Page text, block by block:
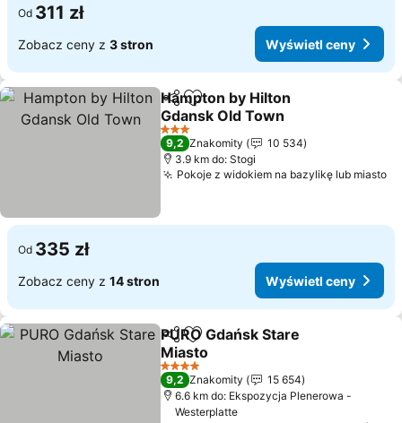
Od 311 zł
Zobacz ceny z 3 stron Wyświetl ceny
UdostępnijDodaj do ulubionych
Hampton by Hilton
Gdansk Old Town
Wyświetl ceny
3 Kategoria
9,2 Znakomity
10 534
3.9 km do: Stogi
Pokoje z widokiem na bazylikę lub miasto
Od 335 zł
Zobacz ceny z 14 stron Wyświetl ceny
Udostępnij
Dodaj do ulubionych
PURO Gdańsk Stare
Miasto
Wyświetl ceny
4 Kategoria
9,2 Znakomity
15 654
6.6 km do: Ekspozycja Plenerowa -
Westerplatte